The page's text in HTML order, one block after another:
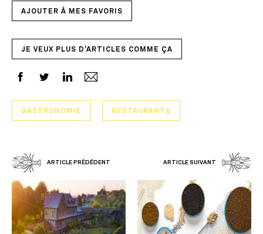
AJOUTER À MES FAVORIS
JE VEUX PLUS D'ARTICLES COMME ÇA
GASTRONOMIE RESTAURANTS
ARTICLE PRÉDÉDENT ARTICLE SUIVANT